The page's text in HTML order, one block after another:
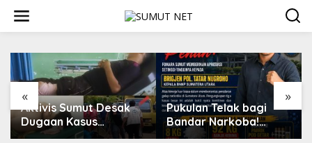
w
« »
Pukulan Telak bagi
Bandar Narkoba!
FOMARA Sumut Puji
PW IPA Sumut
Apresiasi Langkah
Terobosan Gubernur